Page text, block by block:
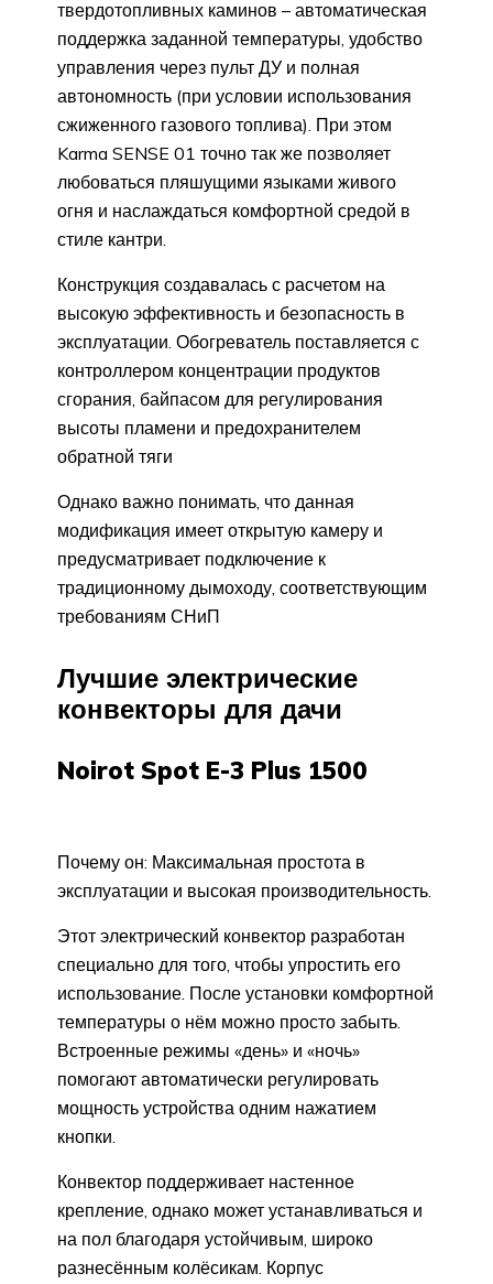
твердотопливных каминов – автоматическая
поддержка заданной температуры, удобство
управления через пульт ДУ и полная
автономность (при условии использования
сжиженного газового топлива). При этом
Karma SENSE 01 точно так же позволяет
любоваться пляшущими языками живого
огня и наслаждаться комфортной средой в
стиле кантри.
Конструкция создавалась с расчетом на
высокую эффективность и безопасность в
эксплуатации. Обогреватель поставляется с
контроллером концентрации продуктов
сгорания, байпасом для регулирования
высоты пламени и предохранителем
обратной тяги
Однако важно понимать, что данная
модификация имеет открытую камеру и
предусматривает подключение к
традиционному дымоходу, соответствующим
требованиям СНиП
Лучшие электрические
конвекторы для дачи
Noirot Spot E-3 Plus 1500
Почему он: Максимальная простота в
эксплуатации и высокая производительность.
Этот электрический конвектор разработан
специально для того, чтобы упростить его
использование. После установки комфортной
температуры о нём можно просто забыть.
Встроенные режимы «день» и «ночь»
помогают автоматически регулировать
мощность устройства одним нажатием
кнопки.
Конвектор поддерживает настенное
крепление, однако может устанавливаться и
на пол благодаря устойчивым, широко
разнесённым колёсикам. Корпус